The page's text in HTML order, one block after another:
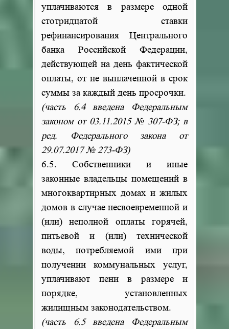
уплачиваются в размере одной
стотридцатой ставки
рефинансирования Центрального
банка Российской Федерации,
действующей на день фактической
оплаты, от не выплаченной в срок
суммы за каждый день просрочки.
(часть 6.4 введена Федеральным
законом от 03.11.2015 № 307-ФЗ; в
ред. Федерального закона от
29.07.2017 № 273-ФЗ)
6.5. Собственники и иные
законные владельцы помещений в
многоквартирных домах и жилых
домов в случае несвоевременной и
(или) неполной оплаты горячей,
питьевой и (или) технической
воды, потребляемой ими при
получении коммунальных услуг,
уплачивают пени в размере и
порядке, установленных
жилищным законодательством.
(часть 6.5 введена Федеральным